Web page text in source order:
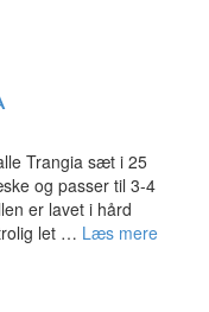
Trangia sæt i 25
og passer til 3-4
er lavet i hård
let … Læs mere